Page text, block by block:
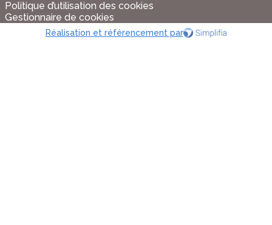
Politique d’utilisation des cookies
Gestionnaire de cookies
Réalisation et référencement par